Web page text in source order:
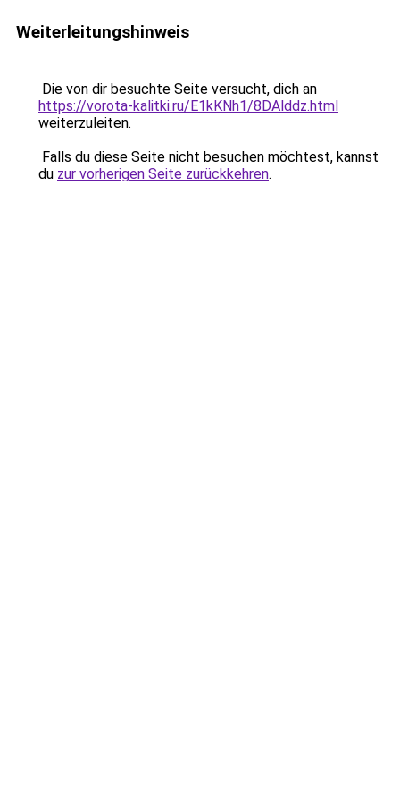
Weiterleitungshinweis
Die von dir besuchte Seite versucht, dich an
https://vorota-kalitki.ru/E1kKNh1/8DAlddz.html
weiterzuleiten.
Falls du diese Seite nicht besuchen möchtest, kannst
du zur vorherigen Seite zurückkehren.